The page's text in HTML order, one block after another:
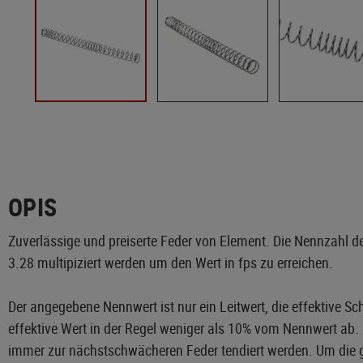
OPIS
Zuverlässige und preiserte Feder von Element. Die
3.28 multipiziert werden um den Wert in fps zu erreichen.
Der angegebene Nennwert ist nur ein Leitwert, die effektive
effektive Wert in der Regel weniger als 10% vom Nennwert
immer zur nächstschwächeren Feder tendiert werden. Um